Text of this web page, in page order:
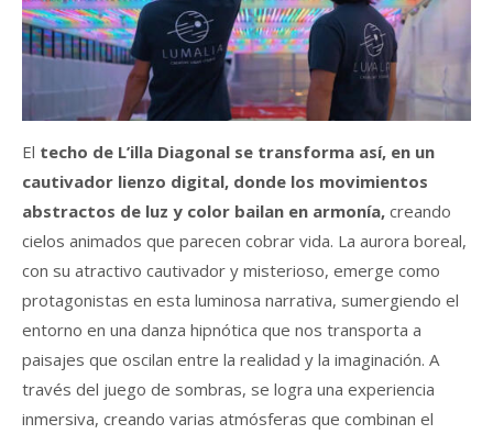
El techo de L’illa Diagonal se transforma así, en un
cautivador lienzo digital, donde los movimientos
abstractos de luz y color bailan en armonía, creando
cielos animados que parecen cobrar vida. La aurora boreal,
con su atractivo cautivador y misterioso, emerge como
protagonistas en esta luminosa narrativa, sumergiendo el
entorno en una danza hipnótica que nos transporta a
paisajes que oscilan entre la realidad y la imaginación. A
través del juego de sombras, se logra una experiencia
inmersiva, creando varias atmósferas que combinan el